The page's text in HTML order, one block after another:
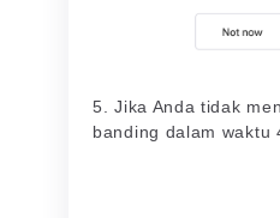
5. Jika Anda tidak
banding dalam waktu